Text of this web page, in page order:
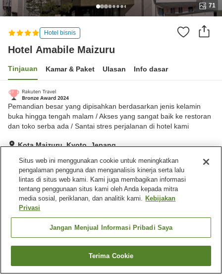
71
Hotel bisnis
Hotel Amabile Maizuru
Tinjauan Kamar & Paket Ulasan Info dasar
Pemandian besar yang dipisahkan berdasarkan jenis kelamin
buka hingga tengah malam / Akses yang sangat baik ke restoran
dan toko serba ada / Santai stres perjalanan di hotel kami
Kota Maizuru, Kyoto, Jepang
Sangat baik Ulasan:241
Fasilitas properti
Mesin penjual otomatis
Cari kamar
Situs web ini menggunakan cookie untuk meningkatkan
pengalaman pengguna dan menganalisis kinerja serta lalu
lintas di situs web kami. Kami juga membagikan informasi
tentang penggunaan situs kami oleh Anda kepada mitra
media sosial, periklanan, dan analitik kami. Kebijakan
Privasi
Jangan Menjual Informasi Pribadi Saya
Terima Cookie